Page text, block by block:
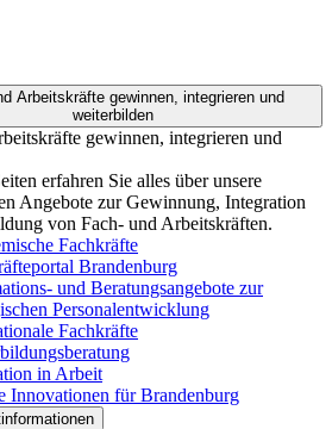
Arbeitskräfte gewinnen, integrieren und
weiterbilden
gewinnen, integrieren und
erfahren Sie alles über unsere
Angebote zur Gewinnung, Integration
von Fach- und Arbeitskräften.
Fachkräfte
Brandenburg
und Beratungsangebote zur
Personalentwicklung
Fachkräfte
in Arbeit
Innovationen für Brandenburg